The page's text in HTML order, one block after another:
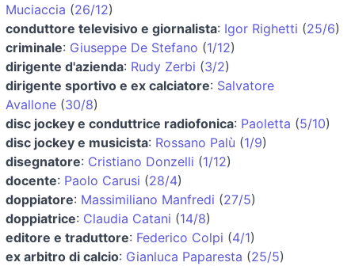
Muciaccia (26/12)
conduttore televisivo e giornalista: Igor Righetti (25/6)
criminale: Giuseppe De Stefano (1/12)
dirigente d'azienda: Rudy Zerbi (3/2)
dirigente sportivo e ex calciatore: Salvatore
Avallone (30/8)
disc jockey e conduttrice radiofonica: Paoletta (5/10)
disc jockey e musicista: Rossano Palù (1/9)
disegnatore: Cristiano Donzelli (1/12)
docente: Paolo Carusi (28/4)
doppiatore: Massimiliano Manfredi (27/5)
doppiatrice: Claudia Catani (14/8)
editore e traduttore: Federico Colpi (4/1)
ex arbitro di calcio: Gianluca Paparesta (25/5)